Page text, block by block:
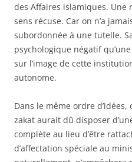
des Affaires islamiques. Une
sens récuse. Car on n’a
subordonnée à une tutelle.
psychologique négatif
sur l’image de cette
autonome.
Dans le même ordre
zakat aurait dû disposer
complète au lieu d’être
d’affectation spéciale au